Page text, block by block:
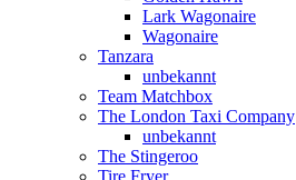
Lark Wagonaire
Wagonaire
Tanzara
unbekannt
Team Matchbox
The London Taxi Company
unbekannt
The Stingeroo
Tire Fryer